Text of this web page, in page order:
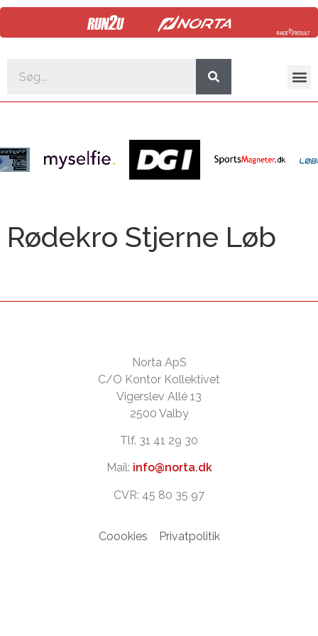
Rødekro Stjerne Løb
Norta ApS
C/O Kontor Kollektivet
Vigerslev Allé 13
2500 Valby
Tlf. 31 41 29 30
Mail: info@norta.dk
CVR: 45 80 35 97
Coookies Privatpolitik